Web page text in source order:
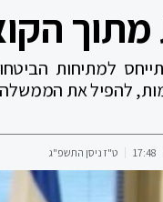
מתוך
למתיחות
להפיל את הממשלה
17:48 ט"ז ניסן התשפ"ג